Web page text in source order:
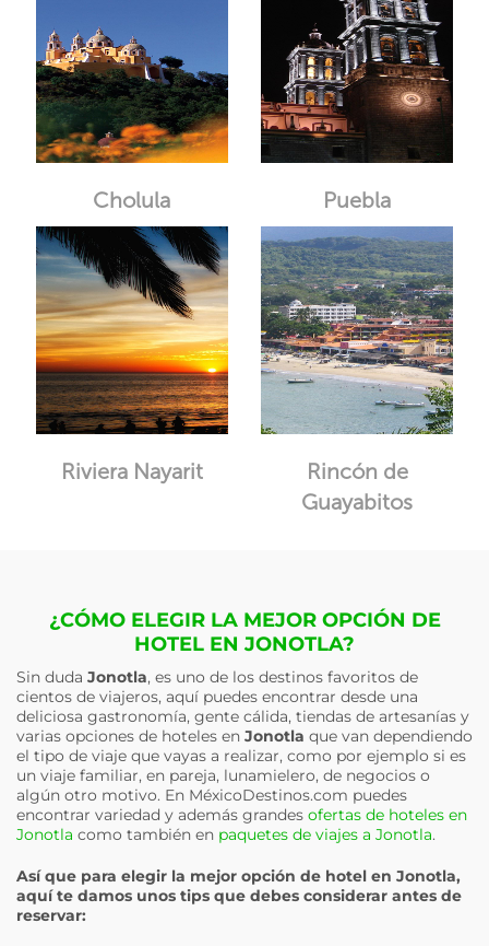
Cholula Puebla
Riviera Nayarit
Rincón de
Guayabitos
¿CÓMO ELEGIR LA MEJOR OPCIÓN DE
HOTEL EN JONOTLA?
Sin duda Jonotla, es uno de los destinos favoritos de
cientos de viajeros, aquí puedes encontrar desde una
deliciosa gastronomía, gente cálida, tiendas de artesanías y
varias opciones de hoteles en Jonotla que van dependiendo
el tipo de viaje que vayas a realizar, como por ejemplo si es
un viaje familiar, en pareja, lunamielero, de negocios o
algún otro motivo. En MéxicoDestinos.com puedes
encontrar variedad y además grandes ofertas de hoteles en
Jonotla como también en paquetes de viajes a Jonotla.
Así que para elegir la mejor opción de hotel en Jonotla,
aquí te damos unos tips que debes considerar antes de
reservar: